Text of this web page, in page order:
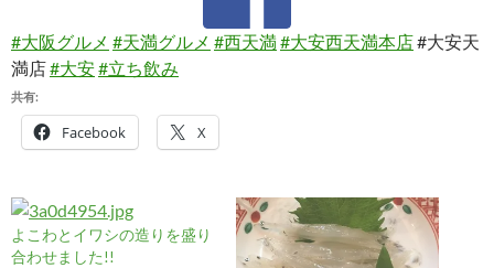
#大阪グルメ #天満グルメ #西天満#大安西天満本店#大安天
満店#大安#立ち飲み
共有:
Facebook X
よこわとイワシの造りを盛り
合わせました!!